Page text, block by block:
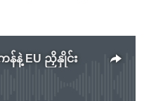
န်နဲ့ EU ညှိနှိုင်း
available